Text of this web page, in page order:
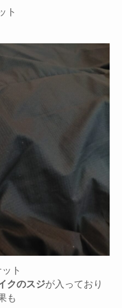
ト
ト
クのスジが入っており
も